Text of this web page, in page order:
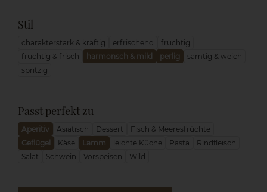
Stil
charakterstark & kräftig erfrischend
fruchtig
fruchtig & frisch
harmonsch & mild perlig
samtig & weich
spritzig
Passt perfekt zu
Aperitiv Asiatisch Dessert
Fisch & Meeresfrüchte
Geflügel
Käse Lamm leichte Küche Pasta
Rindfleisch
Salat
Schwein Vorspeisen Wild